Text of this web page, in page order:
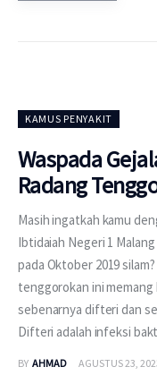
KAMUS PENYAKIT
Waspada
Radang
Masih ingatkah kamu
Ibtidaiah Negeri 1
pada Oktober 2019
tenggorokan ini
sebenarnya difteri dan
Difteri adalah infeksi
BY AHMAD AGUSTUS 23,